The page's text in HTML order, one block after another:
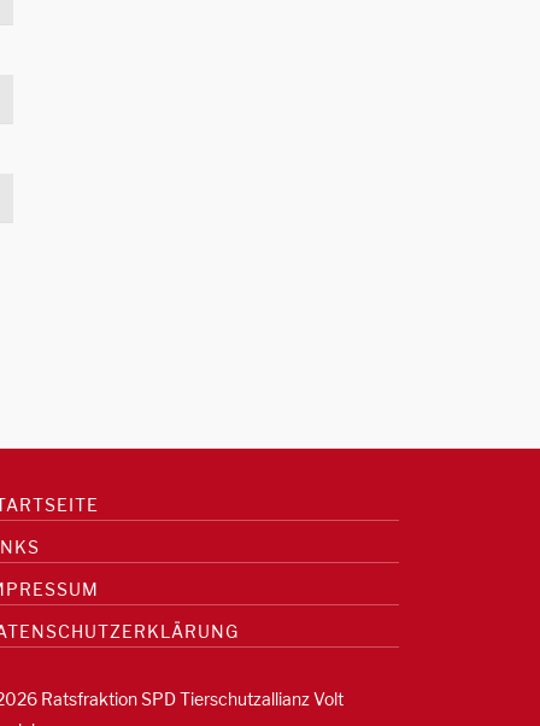
Ratsfraktion SPD Tierschutzallianz Volt